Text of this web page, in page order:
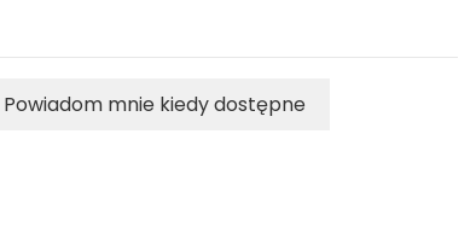
Powiadom mnie kiedy dostępne